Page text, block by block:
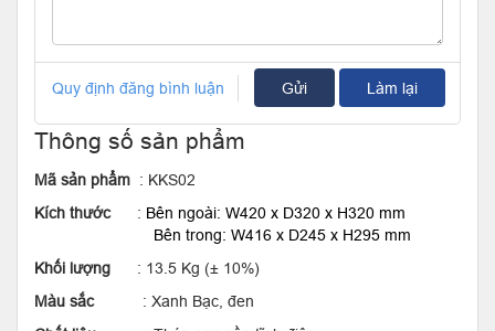
Quy định đăng bình luận Gửi Làm lại
Thông số sản phẩm
Mã sản phẩm : KKS02
Kích thước : Bên ngoài: W420 x D320 x H320 mm
Bên trong: W416 x D245 x H295 mm
Khối lượng : 13.5 Kg (± 10%)
Màu sắc
: Xanh Bạc, đen